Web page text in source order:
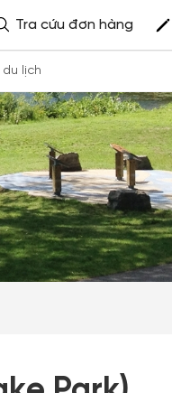
Tra cứu đơn hàng
du lịch